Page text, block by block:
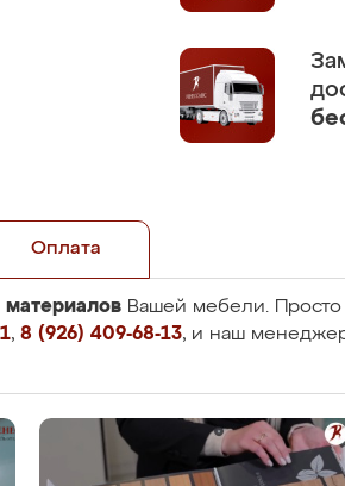
Оплата
Вашей мебели.
, 8 (926) 409-68-13, и наш